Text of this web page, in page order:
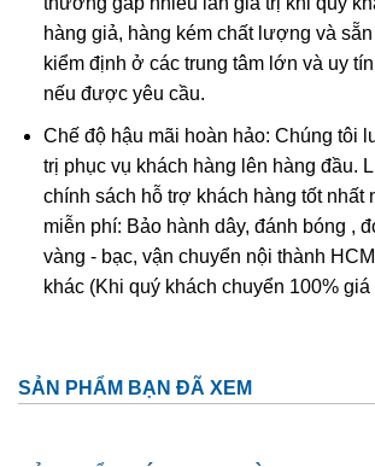
Tinh thể góc tóc thạch anh tóc vàng
thạch anh tóc vàng hoa
Ở Việt Nam đá thạch anh tóc vàng phân
thường lượng này tìm thấy ở các mỏ
Thanh Hóa, Yên Bái, Gia Lai, Lâm Đồng.
anh tóc xuất hiện nhiều tại VN chủ yếu là
hàng giả, hàng kém chất lượng và
kiểm định ở các trung tâm lớn và uy
nếu được yêu cầu.
Chế độ hậu mãi hoàn hảo: Chúng tôi
trị phục vụ khách hàng lên hàng đầu.
chính sách hỗ trợ khách hàng tốt nhất
miễn phí: Bảo hành dây, đánh bóng ,
vàng - bạc, vận chuyển nội thành
khác (Khi quý khách chuyển 100%
SẢN PHẨM BẠN ĐÃ XEM